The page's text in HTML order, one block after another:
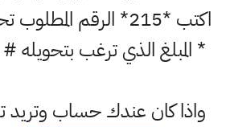
اكتب *215* الرقم
* المبلغ الذي ترغب بتحويله
واذا كان عندك حساب وتريد